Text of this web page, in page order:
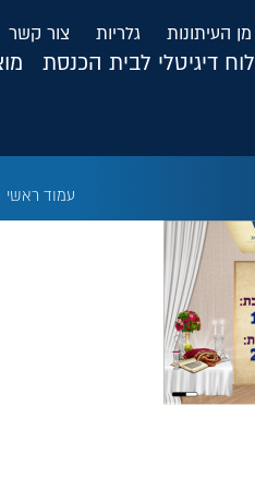
מן העיתונות גלריות צור קשר
לוח דיגיטלי לבית הכנסת
עמוד ראשי